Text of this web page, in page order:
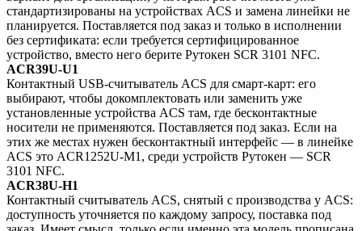
стандартизированы на устройствах ACS и замена линейки не
планируется. Поставляется под заказ и только в исполнении
без сертификата: если требуется сертифицированное
устройство, вместо него берите Рутокен SCR 3101 NFC.
ACR39U-U1
Контактный USB-считыватель ACS для смарт-карт: его
выбирают, чтобы докомплектовать или заменить уже
установленные устройства ACS там, где бесконтактные
носители не применяются. Поставляется под заказ. Если на
этих же местах нужен бесконтактный интерфейс — в линейке
ACS это ACR1252U-M1, среди устройств Рутокен — SCR
3101 NFC.
ACR38U-H1
Контактный считыватель ACS, снятый с производства у ACS:
доступность уточняется по каждому запросу, поставка под